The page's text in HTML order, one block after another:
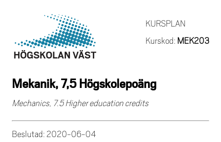
KURSPLAN
Kurskod: MEK203
Mekanik, 7,5 Högskolepoäng
Mechanics, 7.5 Higher education credits
Beslutad: 2020-06-04